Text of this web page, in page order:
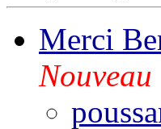
Merci
Nouveau